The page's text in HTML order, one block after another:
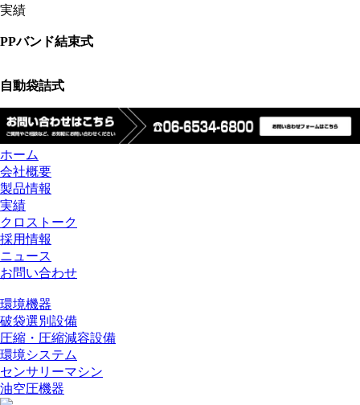
実績
PPバンド結束式
自動袋詰式
ホーム
会社概要
製品情報
実績
クロストーク
採用情報
ニュース
お問い合わせ
環境機器
破袋選別設備
圧縮・圧縮減容設備
環境システム
センサリーマシン
油空圧機器